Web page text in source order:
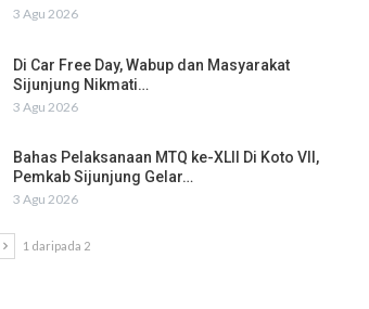
3 Agu 2026
Di Car Free Day, Wabup dan Masyarakat
Sijunjung Nikmati…
3 Agu 2026
Bahas Pelaksanaan MTQ ke-XLII Di Koto VII,
Pemkab Sijunjung Gelar…
3 Agu 2026
1 daripada 2